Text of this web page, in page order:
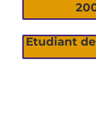
Etudiant